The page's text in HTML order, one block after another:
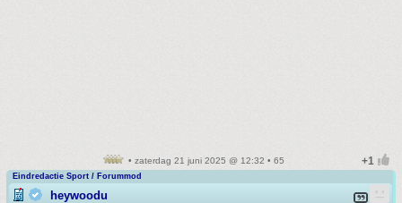
• zaterdag 21 juni 2025 @ 12:32 • 65
Eindredactie Sport / Forummod
heywoodu